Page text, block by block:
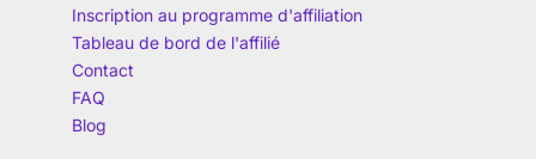
Inscription au programme d'affiliation
Tableau de bord de l'affilié
Contact
FAQ
Blog